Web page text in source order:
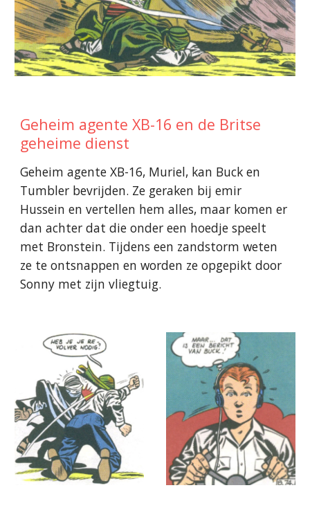
Geheim agente XB-16 en de Britse
geheime dienst
Geheim agente XB-16, Muriel, kan Buck en
Tumbler bevrijden. Ze geraken bij emir
Hussein en vertellen hem alles, maar komen er
dan achter dat die onder een hoedje speelt
met Bronstein. Tijdens een zandstorm weten
ze te ontsnappen en worden ze opgepikt door
Sonny met zijn vliegtuig.